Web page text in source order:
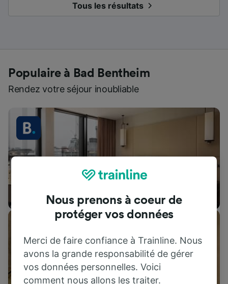
Tous les résultats
Populaire à Bad Bentheim
Rendez votre séjour inoubliable
Hébergements
Nous prenons à coeur de
protéger vos données
Merci de faire confiance à Trainline. Nous
avons la grande responsabilité de gérer
vos données personnelles. Voici
comment nous allons les traiter.